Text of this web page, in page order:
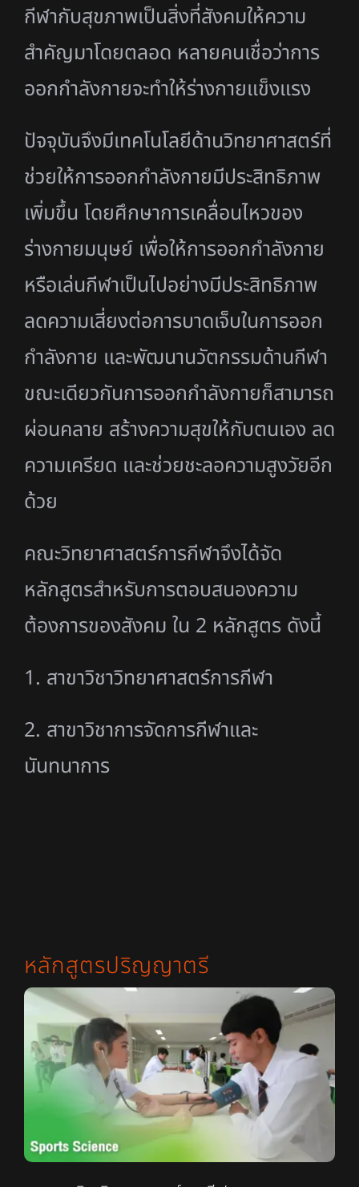
กีฬากับสุขภาพเป็นสิ่งที่สังคมให้ความ
สำคัญมาโดยตลอด หลายคนเชื่อว่าการ
ออกกำลังกายจะทำให้ร่างกายแข็งแรง
ปัจจุบันจึงมีเทคโนโลยีด้านวิทยาศาสตร์ที่
ช่วยให้การออกกำลังกายมีประสิทธิภาพ
เพิ่มขึ้น โดยศึกษาการเคลื่อนไหวของ
ร่างกายมนุษย์ เพื่อให้การออกกำลังกาย
หรือเล่นกีฬาเป็นไปอย่างมีประสิทธิภาพ
ลดความเสี่ยงต่อการบาดเจ็บในการออก
กำลังกาย และพัฒนานวัตกรรมด้านกีฬา
ขณะเดียวกันการออกกำลังกายก็สามารถ
ผ่อนคลาย สร้างความสุขให้กับตนเอง ลด
ความเครียด และช่วยชะลอความสูงวัยอีก
ด้วย
คณะวิทยาศาสตร์การกีฬาจึงได้จัด
หลักสูตรสำหรับการตอบสนองความ
ต้องการของสังคม ใน 2 หลักสูตร ดังนี้
1. สาขาวิชาวิทยาศาสตร์การกีฬา
2. สาขาวิชาการจัดการกีฬาและ
นันทนาการ
หลักสูตรปริญญาตรี